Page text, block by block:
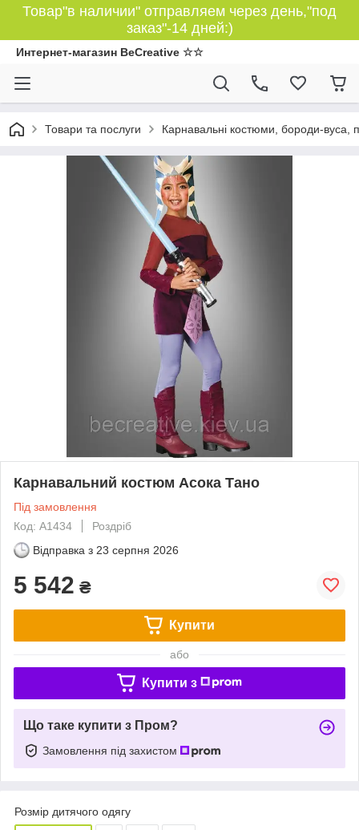
Товар"в наличии" отправляем через день,"под
заказ"-14 дней:)
Интернет-магазин BeCreative ☆☆
Товари та послуги Карнавальні костюми, бороди-вуса,
Карнавальний костюм Асока Тано
Під замовлення
Код: A1434
Роздріб
Відправка з 23 серпня 2026
5 542 ₴
Купити
або
Купити з
Що таке купити з Пром?
Замовлення під захистом
Розмір дитячого одягу